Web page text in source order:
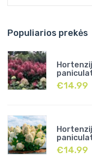
Populiarios prekės
€14.99
€14.99